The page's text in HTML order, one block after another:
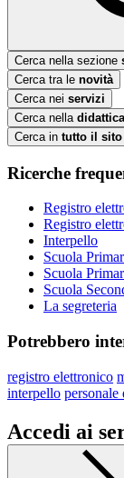
Cerca nella sezione
Cerca tra le novità
Cerca nei servizi
Cerca nella didattica
Cerca in tutto il sito
Ricerche
Registro
Registro
Interpello
Scuola
Scuola
Scuola
La segreteria
Potrebbero
registro elettronico
interpello personale
Accedi ai